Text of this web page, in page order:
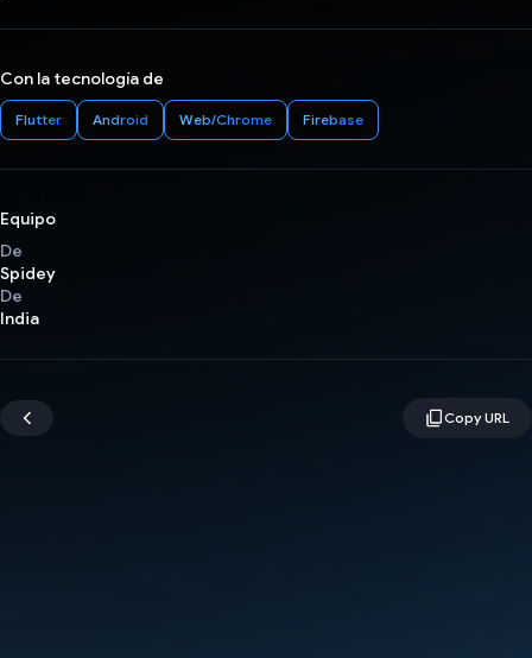
Con la tecnología de
Flutter Android Web/Chrome Firebase
Equipo
De
Spidey
De
India